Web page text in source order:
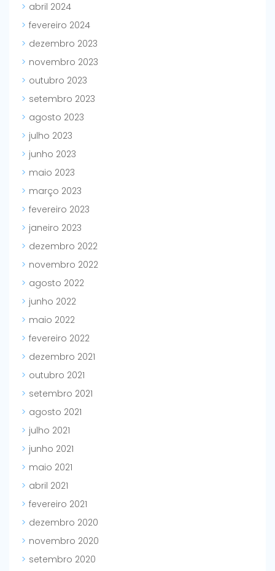
abril 2024
fevereiro 2024
dezembro 2023
novembro 2023
outubro 2023
setembro 2023
agosto 2023
julho 2023
junho 2023
maio 2023
março 2023
fevereiro 2023
janeiro 2023
dezembro 2022
novembro 2022
agosto 2022
junho 2022
maio 2022
fevereiro 2022
dezembro 2021
outubro 2021
setembro 2021
agosto 2021
julho 2021
junho 2021
maio 2021
abril 2021
fevereiro 2021
dezembro 2020
novembro 2020
setembro 2020